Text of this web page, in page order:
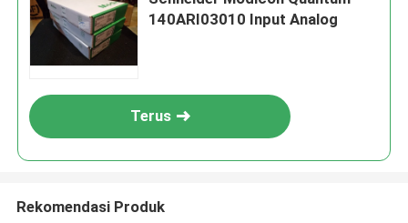
140ARI03010 Input Analog
Terus
Rekomendasi Produk